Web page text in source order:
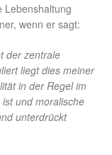
Lebenshaltung
wenn er sagt:
der zentrale
liegt dies meiner
in der Regel im
und moralische
unterdrückt